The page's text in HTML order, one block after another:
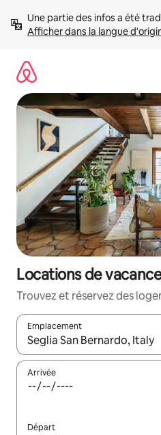
directement
Afficher dans la langue
Locations de
Trouvez et réservez des
Emplacement
Quand les résultats sont
Arrivée
Départ